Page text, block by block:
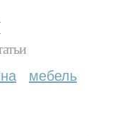
мебель